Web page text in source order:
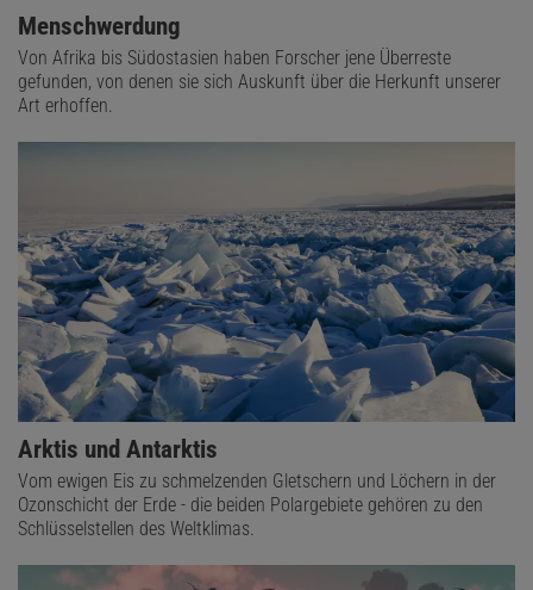
Menschwerdung
Von Afrika bis Südostasien haben Forscher jene Überreste
gefunden, von denen sie sich Auskunft über die Herkunft unserer
Art erhoffen.
Arktis und Antarktis
Vom ewigen Eis zu schmelzenden Gletschern und Löchern in der
Ozonschicht der Erde - die beiden Polargebiete gehören zu den
Schlüsselstellen des Weltklimas.